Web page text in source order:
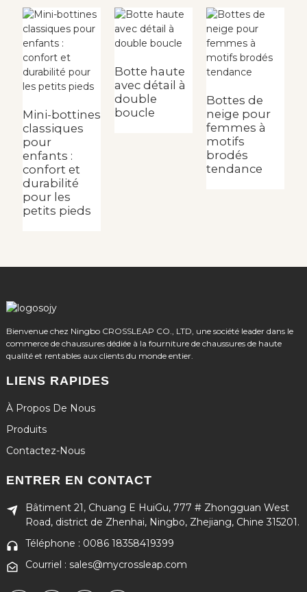
Mini-bottines
classiques
pour
enfants :
confort et
durabilité
pour les
petits pieds
Botte haute
avec détail à
double
boucle
Bottes de
neige pour
femmes à
motifs
brodés
tendance
Bienvenue chez Ningbo CROSSLEAP CO., LTD, une société leader dans le
commerce de chaussures dédiée à la fourniture de chaussures de haute
qualité et rentables aux clients du monde entier.
LIENS RAPIDES
À Propos De Nous
Produits
Contactez-Nous
ENTRER EN CONTACT
Bâtiment 21, Chuang E HuiGu, 777 # Zhongguan West
Road, district de Zhenhai, Ningbo, Zhejiang, Chine 315201.
Téléphone : 0086 18358419399
Courriel : sales@mycrossleap.com